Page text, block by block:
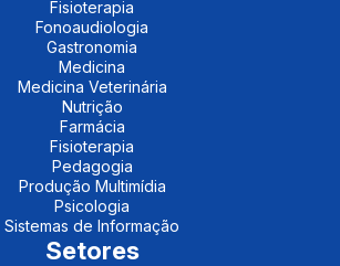
Fisioterapia
Fonoaudiologia
Gastronomia
Medicina
Medicina Veterinária
Nutrição
Farmácia
Fisioterapia
Pedagogia
Produção Multimídia
Psicologia
Sistemas de Informação
Setores